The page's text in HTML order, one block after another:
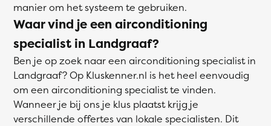
manier om het systeem te gebruiken.
Waar vind je een airconditioning
specialist in Landgraaf?
Ben je op zoek naar een airconditioning specialist in
Landgraaf? Op Kluskenner.nl is het heel eenvoudig
om een airconditioning specialist te vinden.
Wanneer je bij ons je klus plaatst krijg je
verschillende offertes van lokale specialisten. Dit